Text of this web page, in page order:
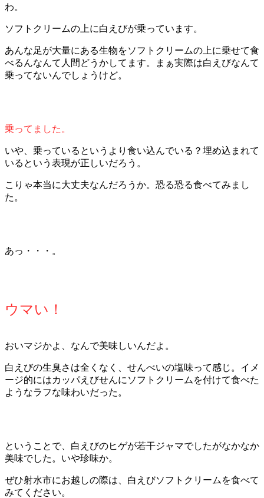
わ。
ソフトクリームの上に白えびが乗っています。
あんな足が大量にある生物をソフトクリームの上に乗せて食
べるんなんて人間どうかしてます。まぁ実際は白えびなんて
乗ってないんでしょうけど。
乗ってました。
いや、乗っているというより食い込んでいる？埋め込まれて
いるという表現が正しいだろう。
こりゃ本当に大丈夫なんだろうか。恐る恐る食べてみまし
た。
あっ・・・。
ウマい！
おいマジかよ、なんで美味しいんだよ。
白えびの生臭さは全くなく、せんべいの塩味って感じ。イメ
ージ的にはカッパえびせんにソフトクリームを付けて食べた
ようなラフな味わいだった。
ということで、白えびのヒゲが若干ジャマでしたがなかなか
美味でした。いや珍味か。
ぜひ射水市にお越しの際は、白えびソフトクリームを食べて
みてください。